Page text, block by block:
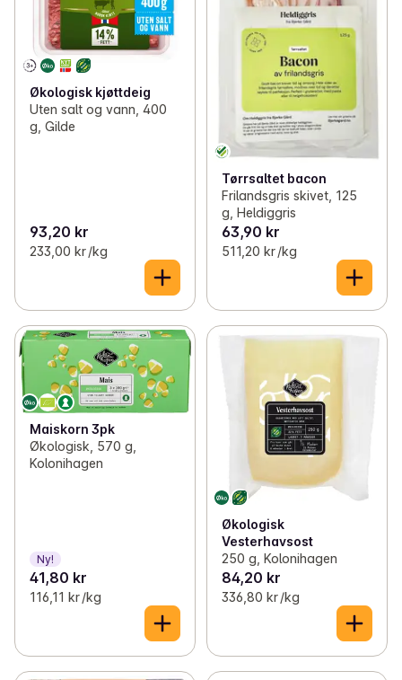
Økologisk kjøttdeig
Uten salt og vann, 400
g, Gilde
93,20 kr
233,00 kr /kg
Tørrsaltet bacon
Frilandsgris skivet, 125
g, Heldiggris
63,90 kr
511,20 kr /kg
Maiskorn 3pk
Økologisk, 570 g,
Kolonihagen
Ny!
41,80 kr
116,11 kr /kg
Økologisk
Vesterhavsost
250 g, Kolonihagen
84,20 kr
336,80 kr /kg